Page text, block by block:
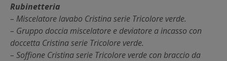
Rubinetteria
– Miscelatore lavabo Cristina serie Tricolore verde.
– Gruppo doccia miscelatore e deviatore a incasso con
doccetta Cristina serie Tricolore verde.
– Soffione Cristina serie Tricolore verde con braccio da